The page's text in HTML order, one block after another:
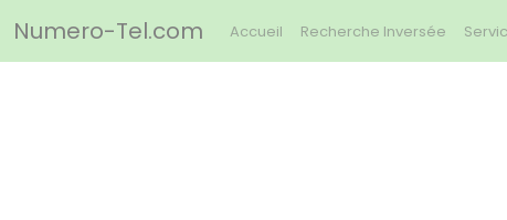
Numero-Tel.com Accueil Recherche Inversée